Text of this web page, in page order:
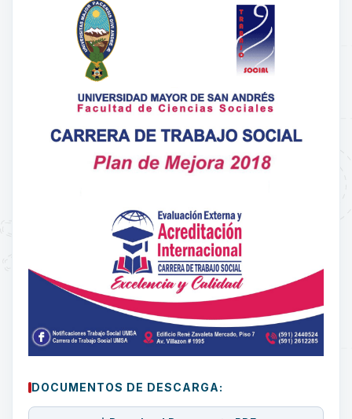
DOCUMENTOS DE DESCARGA: